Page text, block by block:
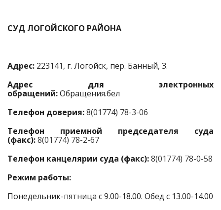
СУД ЛОГОЙСКОГО РАЙОНА
Адрес: 223141, г. Логойск, пер. Банный, 3.
Адрес для электронных
обращений:Обращения.бел
Телефон доверия:8(01774) 78-3-06
Телефон приемной председателя суда
(факс):8(01774) 78-2-67
Телефон канцелярии суда (факс):8(01774) 78-0-58
Режим работы:
Понедельник-пятница с 9.00-18.00. Обед с 13.00-14.00